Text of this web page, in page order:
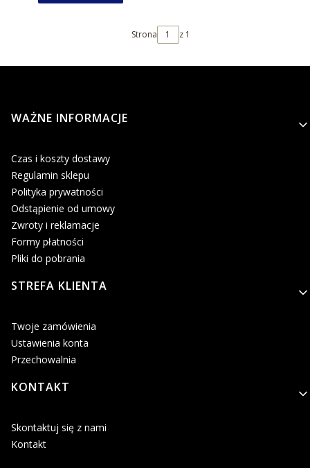
Strona z 1
Linki w stopce
WAŻNE INFORMACJE
Czas i koszty dostawy
Regulamin sklepu
Polityka prywatności
Odstąpienie od umowy
Zwroty i reklamacje
Formy płatności
Pliki do pobrania
STREFA KLIENTA
Twoje zamówienia
Ustawienia konta
Przechowalnia
KONTAKT
Skontaktuj się z nami
Kontakt